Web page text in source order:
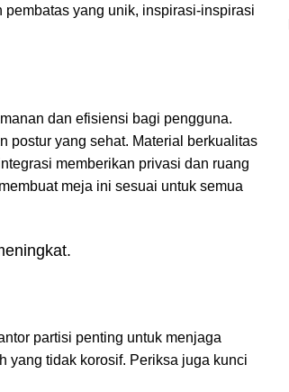
yang unik, inspirasi-inspirasi
dan efisiensi bagi pengguna.
postur yang sehat. Material berkualitas
memberikan privasi dan ruang
meja ini sesuai untuk semua
partisi penting untuk menjaga
yang tidak korosif. Periksa juga kunci